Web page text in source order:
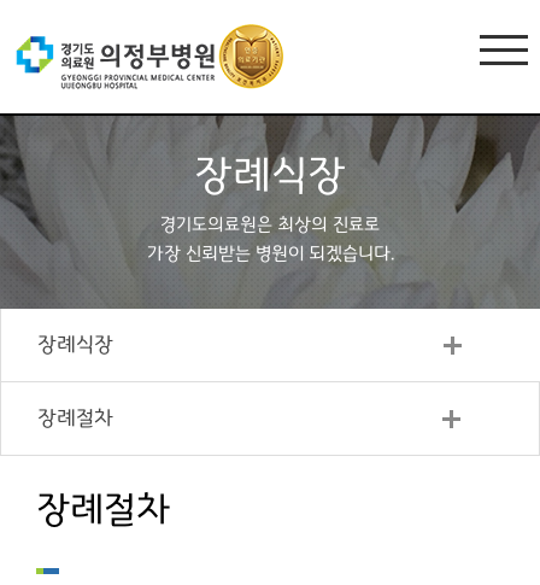
장례식장
경기도의료원은 최상의 진료로
가장 신뢰받는 병원이 되겠습니다.
장례식장
장례절차
장례절차